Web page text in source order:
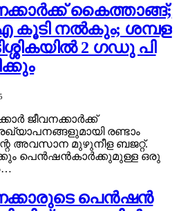
കൈത്താങ്ങ്;
കൂടി നൽകും; ശമ്പള
2 ഗഡു പി
ജീവനക്കാർക്ക്
രണ്ടാം
അവസാന മുഴുനീള ബജറ്റ്.
പെൻഷൻകാർക്കുമുള്ള ഒരു
പെൻഷൻ